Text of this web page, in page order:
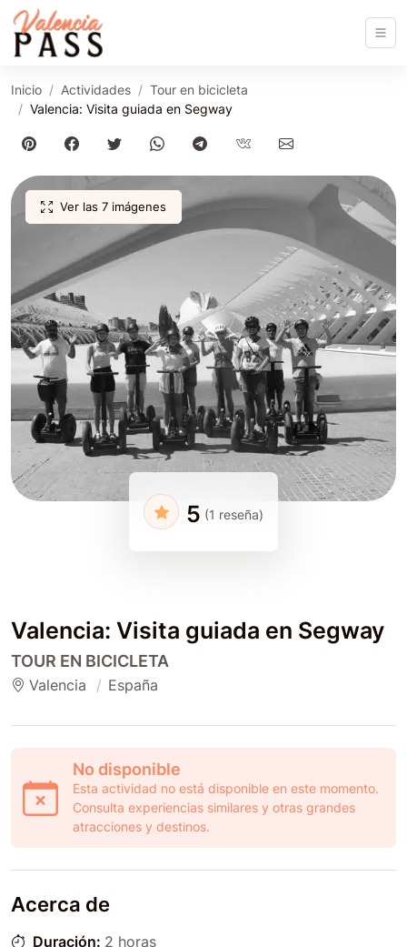
Inicio Actividades
Tour en bicicleta
Valencia: Visita guiada en Segway
Ver las 7 imágenes
5 (1 reseña)
Valencia: Visita guiada en Segway
TOUR EN BICICLETA
Valencia España
No disponible
Esta actividad no está disponible en este momento.
Consulta experiencias similares y otras grandes
atracciones y destinos.
Acerca de
Duración: 2 horas